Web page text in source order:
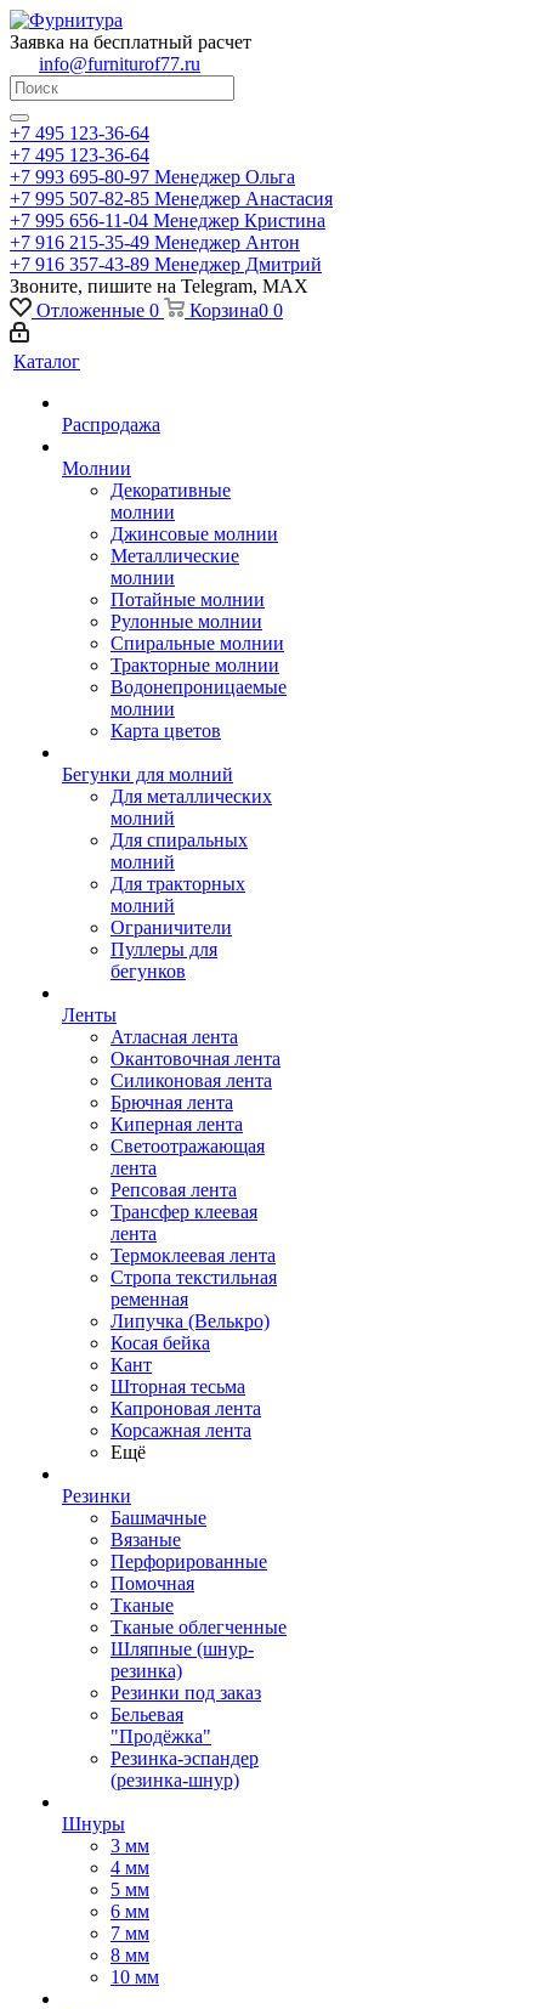
Заявка на бесплатный расчет
info@furniturof77.ru
+7 495 123-36-64
+7 495 123-36-64
+7 993 695-80-97 Менеджер Ольга
+7 995 507-82-85 Менеджер Анастасия
+7 995 656-11-04 Менеджер Кристина
+7 916 215-35-49 Менеджер Антон
+7 916 357-43-89 Менеджер Дмитрий
Звоните, пишите на Telegram, MAX
Отложенные 0 Корзина0 0
Каталог
Распродажа
Молнии
Декоративные
молнии
Джинсовые молнии
Металлические
молнии
Потайные молнии
Рулонные молнии
Спиральные молнии
Тракторные молнии
Водонепроницаемые
молнии
Карта цветов
Бегунки для молний
Для металлических
молний
Для спиральных
молний
Для тракторных
молний
Ограничители
Пуллеры для
бегунков
Ленты
Атласная лента
Окантовочная лента
Силиконовая лента
Брючная лента
Киперная лента
Светоотражающая
лента
Репсовая лента
Трансфер клеевая
лента
Термоклеевая лента
Стропа текстильная
ременная
Липучка (Велькро)
Косая бейка
Кант
Шторная тесьма
Капроновая лента
Корсажная лента
Ещё
Резинки
Башмачные
Вязаные
Перфорированные
Помочная
Тканые
Тканые облегченные
Шляпные (шнур-
резинка)
Резинки под заказ
Бельевая
"Продёжка"
Резинка-эспандер
(резинка-шнур)
Шнуры
3 мм
4 мм
5 мм
6 мм
7 мм
8 мм
10 мм